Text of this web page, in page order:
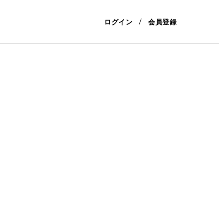
ログイン 会員登録